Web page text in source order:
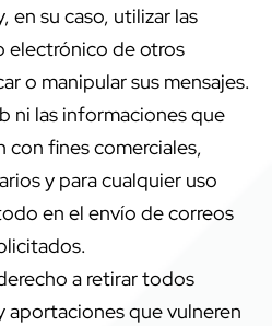
en su caso, utilizar las
electrónico de otros
o manipular sus mensajes.
ni las informaciones que
con fines comerciales,
y para cualquier uso
en el envío de correos
a retirar todos
aportaciones que vulneren